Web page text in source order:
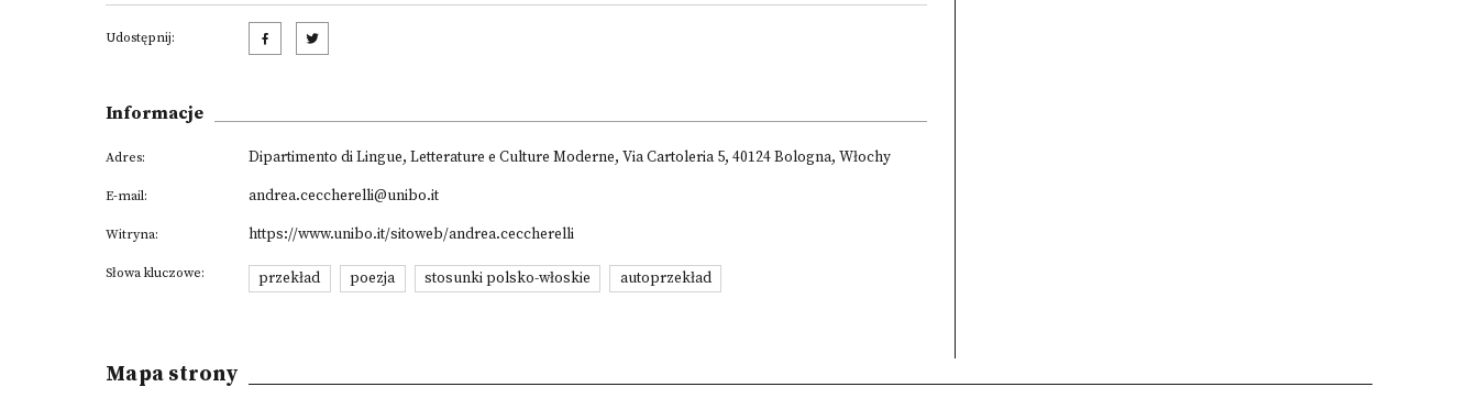
Udostępnij:
Informacje
Adres: Dipartimento di Lingue, Letterature e Culture Moderne, Via Cartoleria 5, 40124 Bologna, Włochy
E-mail: andrea.ceccherelli@unibo.it
Witryna: https://www.unibo.it/sitoweb/andrea.ceccherelli
Słowa kluczowe: przekład poezja stosunki polsko-włoskie autoprzekład
Mapa strony